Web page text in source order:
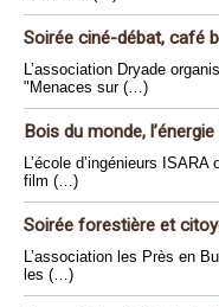
Soirée ciné-débat, café
L’association Dryade
"Menaces sur (…)
Bois du monde,
L’école d’ingénieurs
film (…)
Soirée forestière et
L’association les Près en
les (…)